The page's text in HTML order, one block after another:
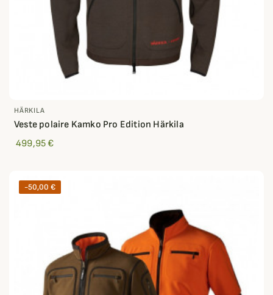
HÄRKILA
Veste polaire Kamko Pro Edition Härkila
499,95 €
-50,00 €